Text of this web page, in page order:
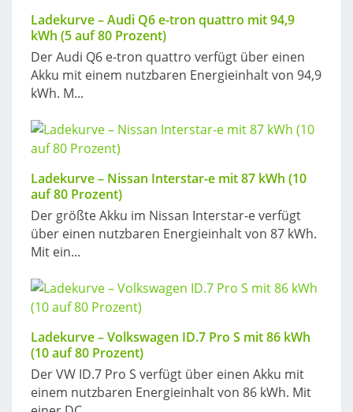
Ladekurve – Audi Q6 e-tron quattro mit 94,9
kWh (5 auf 80 Prozent)
Der Audi Q6 e-tron quattro verfügt über einen
Akku mit einem nutzbaren Energieinhalt von 94,9
kWh. M...
Ladekurve – Nissan Interstar-e mit 87 kWh (10
auf 80 Prozent)
Der größte Akku im Nissan Interstar-e verfügt
über einen nutzbaren Energieinhalt von 87 kWh.
Mit ein...
Ladekurve – Volkswagen ID.7 Pro S mit 86 kWh
(10 auf 80 Prozent)
Der VW ID.7 Pro S verfügt über einen Akku mit
einem nutzbaren Energieinhalt von 86 kWh. Mit